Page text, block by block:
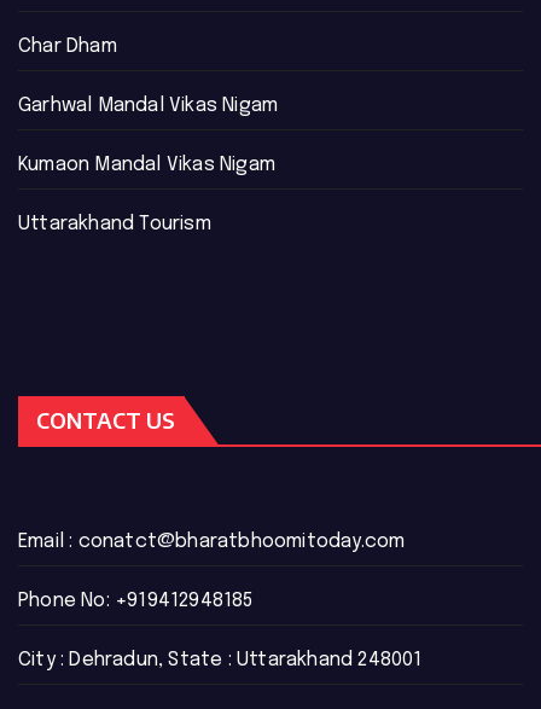
Char Dham
Garhwal Mandal Vikas Nigam
Kumaon Mandal Vikas Nigam
Uttarakhand Tourism
CONTACT US
Email : conatct@bharatbhoomitoday.com
Phone No: +919412948185
City : Dehradun, State : Uttarakhand 248001